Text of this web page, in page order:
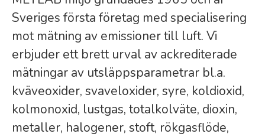
Sveriges första företag med specialisering
mot mätning av emissioner till luft. Vi
erbjuder ett brett urval av ackrediterade
mätningar av utsläppsparametrar bl.a.
kväveoxider, svaveloxider, syre, koldioxid,
kolmonoxid, lustgas, totalkolväte, dioxin,
metaller, halogener, stoft, rökgasflöde,